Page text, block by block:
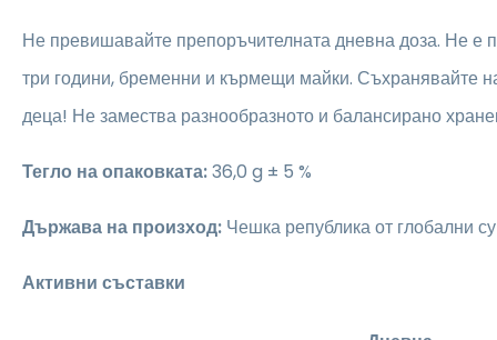
Не превишавайте препоръчителната дневна доза. Не е
три години, бременни и кърмещи майки. Съхранявайте
деца! Не замества разнообразното и балансирано
Тегло на опаковката:36,0 g ± 5 %
Държава на произход: Чешка република от глобални
Активни съставки